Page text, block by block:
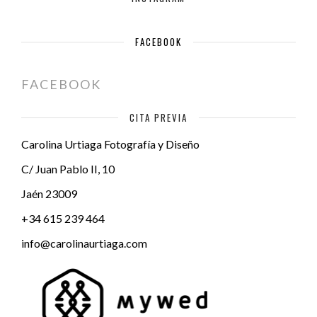
FACEBOOK
FACEBOOK
CITA PREVIA
Carolina Urtiaga Fotografía y Diseño
C/ Juan Pablo II, 10
Jaén 23009
+34 615 239 464
info@carolinaurtiaga.com